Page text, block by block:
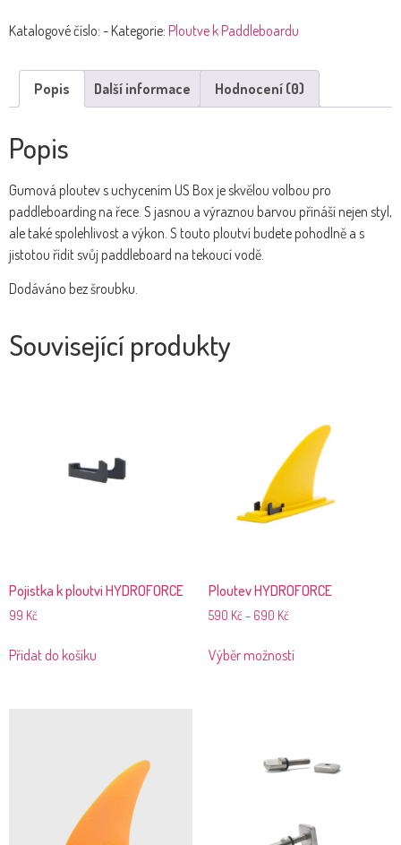
Katalogové číslo: - Kategorie: Ploutve k Paddleboardu
Popis Další informace Hodnocení (0)
Popis
Gumová ploutev s uchycením US Box je skvělou volbou pro
paddleboarding na řece. S jasnou a výraznou barvou přináší nejen styl,
ale také spolehlivost a výkon. S touto ploutví budete pohodlně a s
jistotou řídit svůj paddleboard na tekoucí vodě.
Dodáváno bez šroubku.
Související produkty
Pojistka k ploutvi HYDROFORCE
99 Kč
Přidat do košíku
Ploutev HYDROFORCE
590 Kč – 690 Kč
Výběr možností